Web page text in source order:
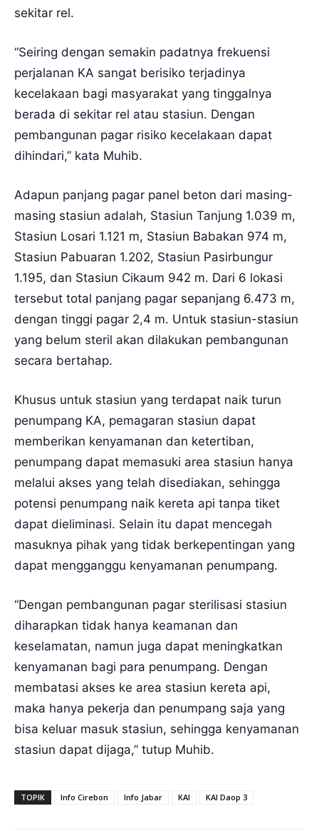
sekitar rel.
“Seiring dengan semakin padatnya frekuensi
perjalanan KA sangat berisiko terjadinya
kecelakaan bagi masyarakat yang tinggalnya
berada di sekitar rel atau stasiun. Dengan
pembangunan pagar risiko kecelakaan dapat
dihindari,” kata Muhib.
Adapun panjang pagar panel beton dari masing-
masing stasiun adalah, Stasiun Tanjung 1.039 m,
Stasiun Losari 1.121 m, Stasiun Babakan 974 m,
Stasiun Pabuaran 1.202, Stasiun Pasirbungur
1.195, dan Stasiun Cikaum 942 m. Dari 6 lokasi
tersebut total panjang pagar sepanjang 6.473 m,
dengan tinggi pagar 2,4 m. Untuk stasiun-stasiun
yang belum steril akan dilakukan pembangunan
secara bertahap.
Khusus untuk stasiun yang terdapat naik turun
penumpang KA, pemagaran stasiun dapat
memberikan kenyamanan dan ketertiban,
penumpang dapat memasuki area stasiun hanya
melalui akses yang telah disediakan, sehingga
potensi penumpang naik kereta api tanpa tiket
dapat dieliminasi. Selain itu dapat mencegah
masuknya pihak yang tidak berkepentingan yang
dapat mengganggu kenyamanan penumpang.
“Dengan pembangunan pagar sterilisasi stasiun
diharapkan tidak hanya keamanan dan
keselamatan, namun juga dapat meningkatkan
kenyamanan bagi para penumpang. Dengan
membatasi akses ke area stasiun kereta api,
maka hanya pekerja dan penumpang saja yang
bisa keluar masuk stasiun, sehingga kenyamanan
stasiun dapat dijaga,” tutup Muhib.
TOPIK Info Cirebon Info Jabar KAI KAI Daop 3